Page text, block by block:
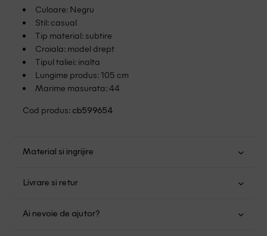
Culoare: Negru
Stil: casual
Tip material: subtire
Croiala: model drept
Tipul taliei: inalta
Lungime produs: 105 cm
Marime masurata: 44
Cod produs: cb599654
Material si ingrijire
Nu folositi inalbitor
Nu uscati in uscator
Livrare si retur
mare de 149.00 lei.
Ai nevoie de ajutor?